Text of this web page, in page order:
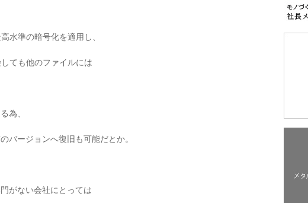
水準の暗号化を適用し、
ても他のファイルには
為、
バージョンへ復旧も可能だとか。
がない会社にとっては